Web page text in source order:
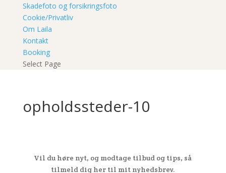
Skadefoto og forsikringsfoto
Cookie/Privatliv
Om Laila
Kontakt
Booking
Select Page
opholdssteder-10
Vil du høre nyt, og modtage tilbud og tips, så
tilmeld dig her til mit nyhedsbrev.